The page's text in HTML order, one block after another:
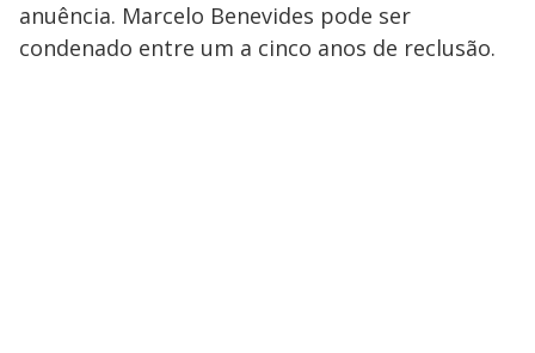
anuência. Marcelo Benevides pode ser
condenado entre um a cinco anos de reclusão.